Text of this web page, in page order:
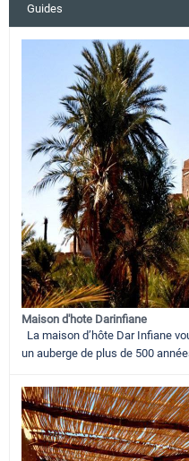
Guides
Maison d'hote Darinfiane
La maison d’hôte Dar Infiane
un auberge de plus de 500